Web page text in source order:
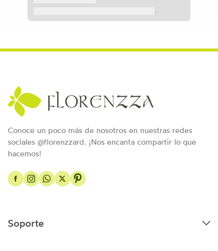
Conoce un poco más de nosotros en nuestras redes
sociales @florenzzard. ¡Nos encanta compartir lo que
hacemos!
Soporte